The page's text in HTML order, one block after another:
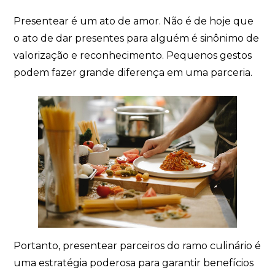
Presentear é um ato de amor. Não é de hoje que
o ato de dar presentes para alguém é sinônimo de
valorização e reconhecimento. Pequenos gestos
podem fazer grande diferença em uma parceria.
Portanto, presentear parceiros do ramo culinário é
uma estratégia poderosa para garantir benefícios